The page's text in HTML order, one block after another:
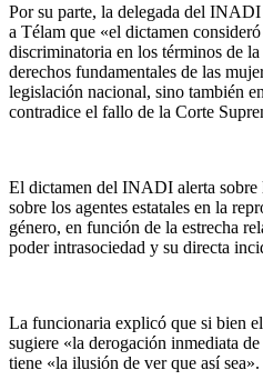
Por su parte, la delegada del
a Télam que «el dictamen
discriminatoria en los términos de
derechos fundamentales de las
legislación nacional, sino también
contradice el fallo de la Corte
El dictamen del INADI alerta sobre
sobre los agentes estatales en la
género, en función de la estrecha
poder intrasociedad y su directa
La funcionaria explicó que si bien
sugiere «la derogación inmediata
tiene «la ilusión de ver que así sea».